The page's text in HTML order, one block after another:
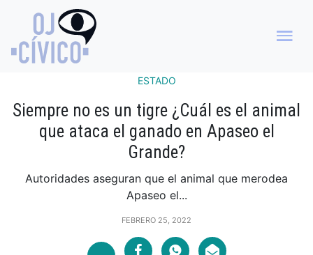
ESTADO
Siempre no es un tigre ¿Cuál es el animal
que ataca el ganado en Apaseo el
Grande?
Autoridades aseguran que el animal que merodea
Apaseo el...
FEBRERO 25, 2022